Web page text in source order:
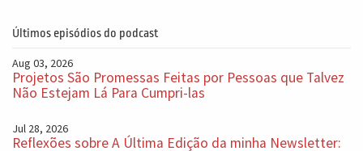
Últimos episódios do podcast
Aug 03, 2026
Projetos São Promessas Feitas por Pessoas que Talvez
Não Estejam Lá Para Cumpri-las
Jul 28, 2026
Reflexões sobre A Última Edição da minha Newsletter: